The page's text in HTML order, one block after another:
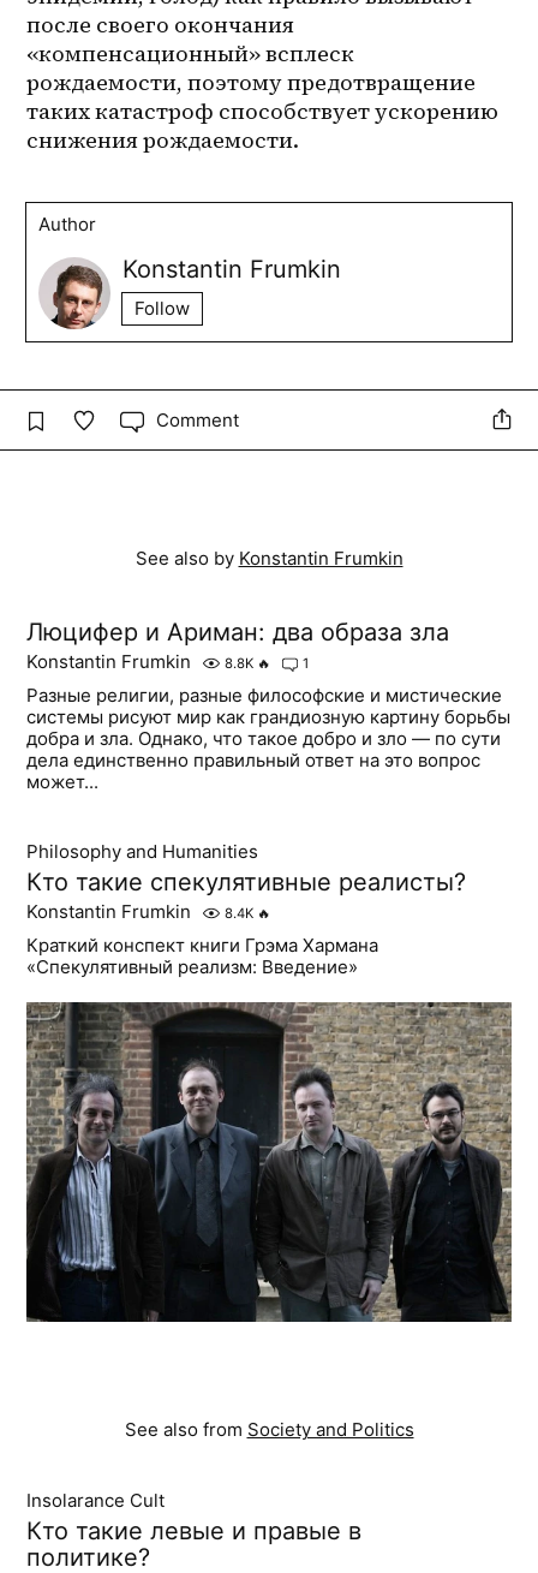
после своего окончания
«компенсационный» всплеск
рождаемости, поэтому предотвращение
таких катастроф способствует ускорению
снижения рождаемости.
Author
Konstantin Frumkin
Follow
Comment
See also by Konstantin Frumkin
Люцифер и Ариман: два образа зла
Konstantin Frumkin 8.8K 🔥 1
Разные религии, разные философские и мистические
системы рисуют мир как грандиозную картину борьбы
добра и зла. Однако, что такое добро и зло — по сути
дела единственно правильный ответ на это вопрос
может...
Philosophy and Humanities
Кто такие спекулятивные реалисты?
Konstantin Frumkin 8.4K 🔥
Краткий конспект книги Грэма Хармана
«Спекулятивный реализм: Введение»
See also from Society and Politics
Insolarance Cult
Кто такие левые и правые в
политике?